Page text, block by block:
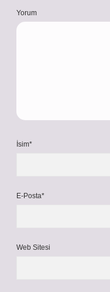
Yorum
İsim*
E-Posta*
Web Sitesi